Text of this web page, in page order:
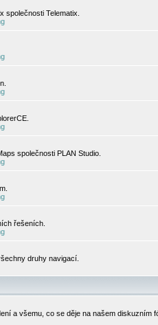
společnosti Telematix.
společnosti PLAN Studio.
řešeních.
druhy navigací.
a všemu, co se děje na našem diskuzním